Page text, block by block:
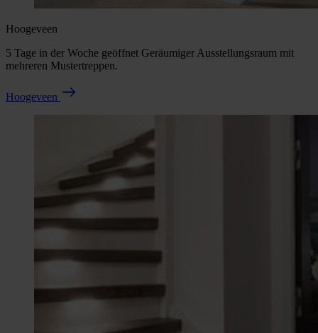
Hoogeveen
5 Tage in der Woche geöffnet Geräumiger Ausstellungsraum mit
mehreren Mustertreppen.
Hoogeveen